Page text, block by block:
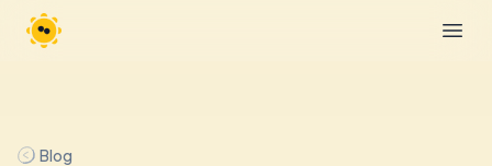
Bloom 4 Earth
Blog